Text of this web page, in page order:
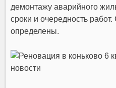
демонтажу аварийного
сроки и очередность
определены.